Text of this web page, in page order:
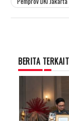
BERITA TERKAIT